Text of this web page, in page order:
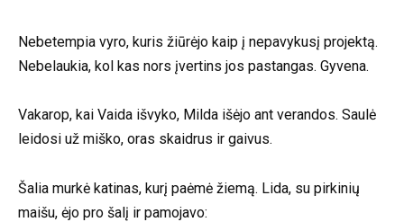
Nebetempia vyro, kuris žiūrėjo kaip į nepavykusį projektą.
Nebelaukia, kol kas nors įvertins jos pastangas. Gyvena.
Vakarop, kai Vaida išvyko, Milda išėjo ant verandos. Saulė
leidosi už miško, oras skaidrus ir gaivus.
Šalia murkė katinas, kurį paėmė žiemą. Lida, su pirkinių
maišu, ėjo pro šalį ir pamojavo: